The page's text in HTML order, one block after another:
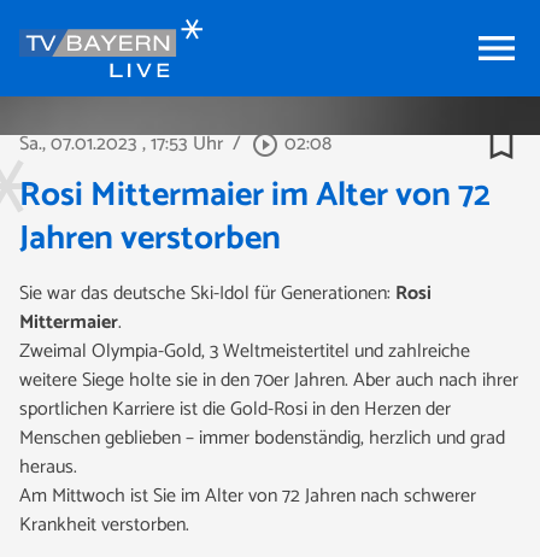
menu
Sa., 07.01.2023, 17:53 Uhr / play_circle_outline02:08 bookmark_border
Rosi Mittermaier im Alter von 72
Jahren verstorben
Sie war das deutsche Ski-Idol für Generationen: Rosi
Mittermaier.
Zweimal Olympia-Gold, 3 Weltmeistertitel und zahlreiche
weitere Siege holte sie in den 70er Jahren. Aber auch nach ihrer
sportlichen Karriere ist die Gold-Rosi in den Herzen der
Menschen geblieben – immer bodenständig, herzlich und grad
heraus.
Am Mittwoch ist Sie im Alter von 72 Jahren nach schwerer
Krankheit verstorben.